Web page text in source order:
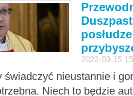
2022-03-15
świadczyć nieustannie i
Niech to będzie